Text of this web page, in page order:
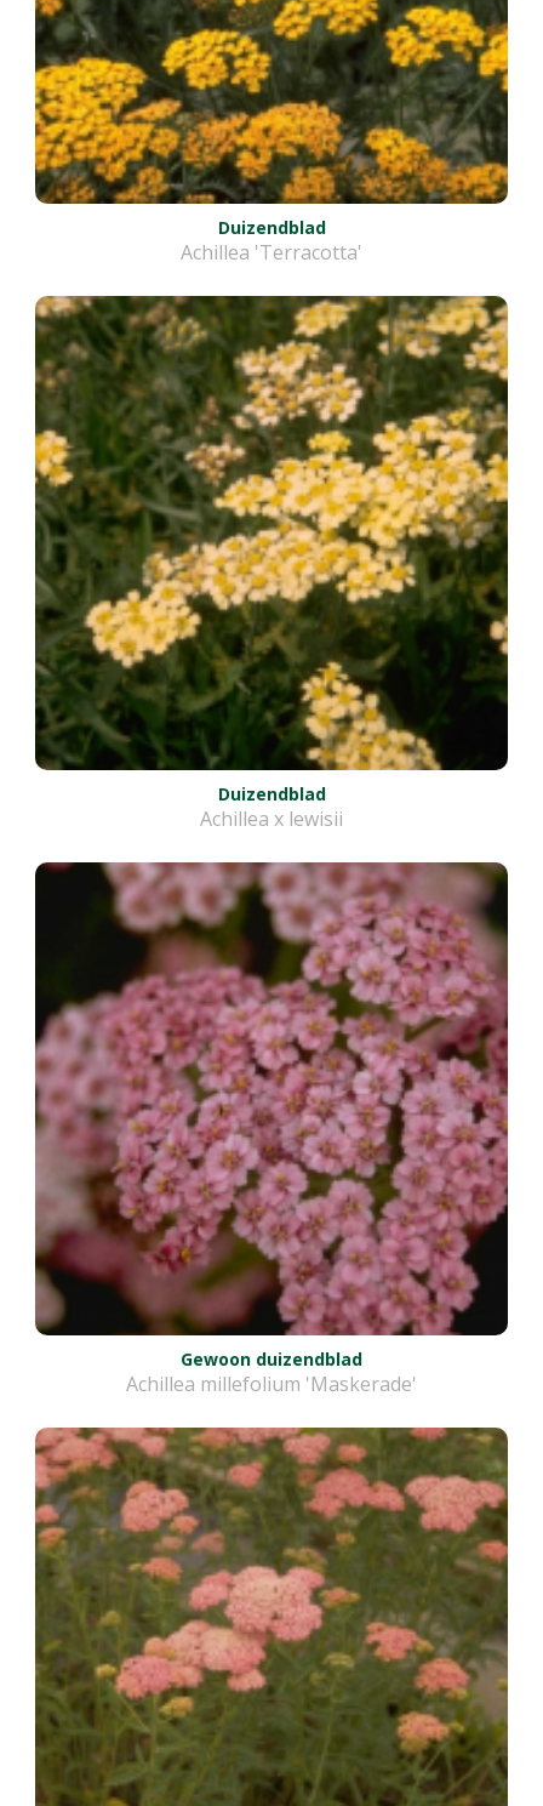
Duizendblad
Achillea 'Terracotta'
Duizendblad
Achillea x lewisii
Gewoon duizendblad
Achillea millefolium 'Maskerade'